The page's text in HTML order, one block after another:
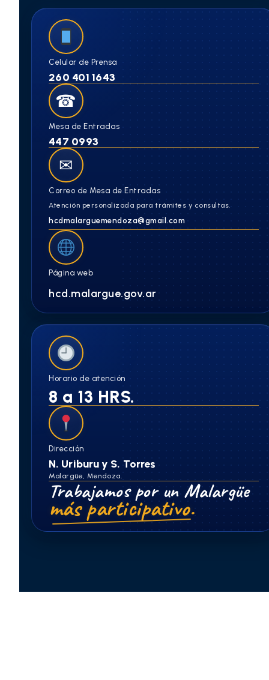
Celular de Prensa
260 401 1643
☎
Mesa de Entradas
447 0993
✉
Correo de Mesa de Entradas
Atención personalizada para trámites y consultas.
hcdmalarguemendoza@gmail.com
Página web
hcd.malargue.gov.ar
Horario de atención
8 a 13 HRS.
Dirección
N. Uriburu y S. Torres
Malargüe, Mendoza.
Trabajamos por un Malargüe
más participativo.